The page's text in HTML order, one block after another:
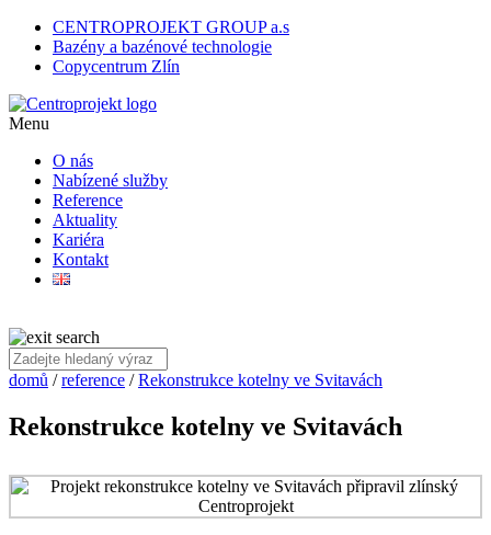
CENTROPROJEKT GROUP a.s
Bazény a bazénové technologie
Copycentrum Zlín
Menu
O nás
Nabízené služby
Reference
Aktuality
Kariéra
Kontakt
domů /reference /Rekonstrukce kotelny ve Svitavách
Rekonstrukce kotelny ve Svitavách